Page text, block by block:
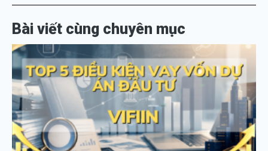
Bài viết cùng chuyên mục